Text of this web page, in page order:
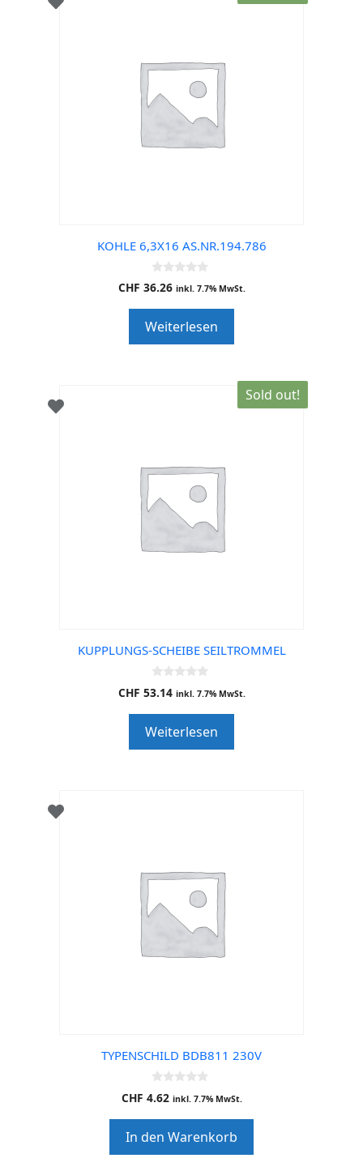
KOHLE 6,3X16 AS.NR.194.786
0
o
o
f
5
CHF 36.26 inkl. 7.7% MwSt.
Weiterlesen
Sold out!
KUPPLUNGS-SCHEIBE SEILTROMMEL
0
o
o
f
5
CHF 53.14 inkl. 7.7% MwSt.
Weiterlesen
TYPENSCHILD BDB811 230V
0
o
o
f
5
CHF 4.62 inkl. 7.7% MwSt.
In den Warenkorb